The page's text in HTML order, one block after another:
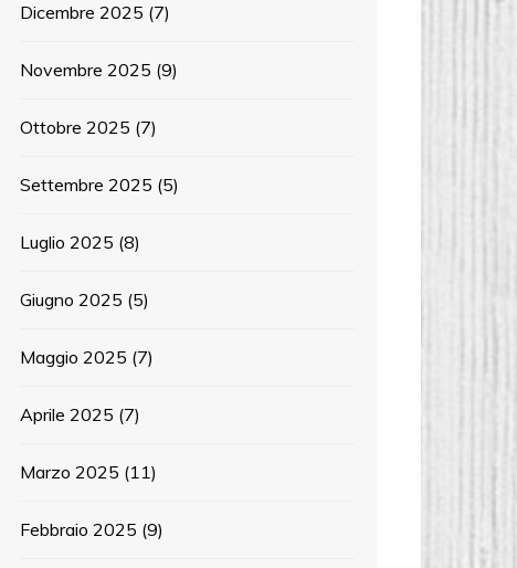
Dicembre 2025 (7)
Novembre 2025 (9)
Ottobre 2025 (7)
Settembre 2025 (5)
Luglio 2025 (8)
Giugno 2025 (5)
Maggio 2025 (7)
Aprile 2025 (7)
Marzo 2025 (11)
Febbraio 2025 (9)